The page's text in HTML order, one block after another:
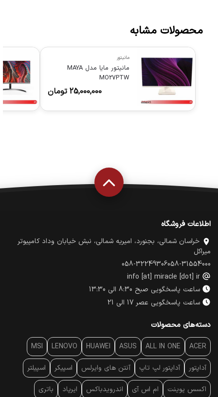
محصولات مشابه
مانیتور
مانیتور مایا مدل MAYA
MO27PTW
25,000,000 تومان
اطلاعات فروشگاه
خراسان شمالی، بجنورد، امیریه شمالی، نبش خیابان وداد کامپیوتر
میراکل
058-31554000
058-32249306
info [at] miracle [dot] ir
ساعت پاسخگویی صبح 8:30 الی 13:30
ساعت پاسخگویی عصر 17 الی 21
دسته‌های محصولات
ACER
ALL IN ONE
ASUS
HUAWEI
LENOVO
MSI
آداپتور آداپتور لپ تاپ آنتن‌ های وایرلس اسپیکر اسپیلتر
اکسس پوینت ام اس آی اندرویدباکس ایرپاد باتری